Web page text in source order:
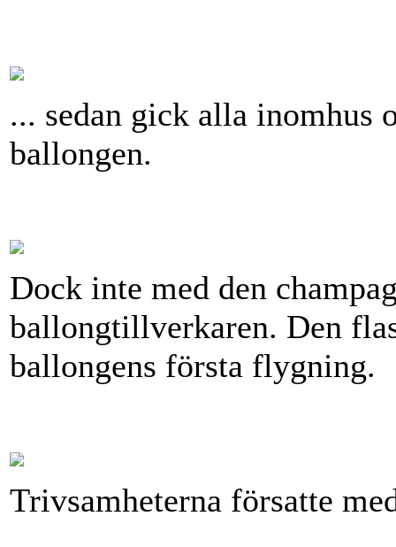
... sedan gick alla inomhus
ballongen.
Dock inte med den
ballongtillverkaren. Den
ballongens första flygning.
Trivsamheterna försatte